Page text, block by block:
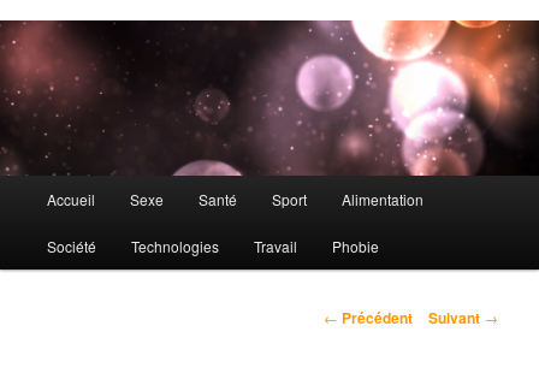
principal
Accueil Sexe Santé Sport Alimentation
Société Technologies Travail Phobie
Navigation
← Précédent Suivant →